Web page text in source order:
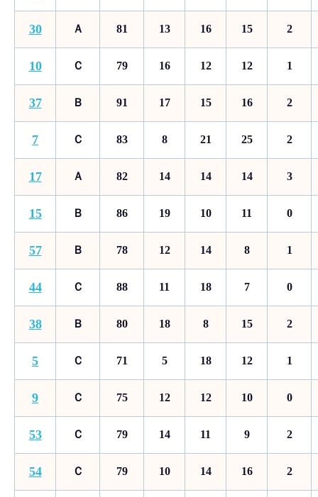
30 Ａ 81 13 16 15 2
10 Ｃ 79 16 12 12 1
37 Ｂ 91 17 15 16 2
7 Ｃ 83 8 21 25 2
17 Ａ 82 14 14 14 3
15 Ｂ 86 19 10 11 0
57 Ｂ 78 12 14 8 1
44 Ｃ 88 11 18 7 0
38 Ｂ 80 18 8 15 2
5 Ｃ 71 5 18 12 1
9 Ｃ 75 12 12 10 0
53 Ｃ 79 14 11 9 2
54 Ｃ 79 10 14 16 2